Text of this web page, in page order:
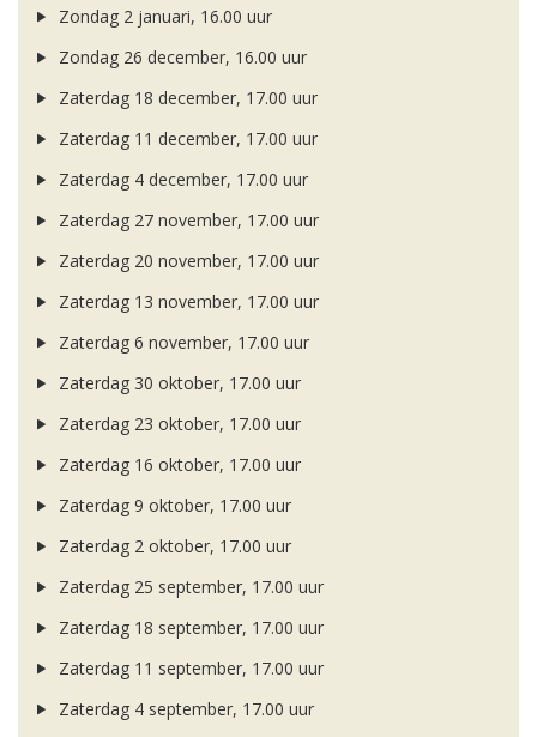
Zondag 2 januari, 16.00 uur
Zondag 26 december, 16.00 uur
Zaterdag 18 december, 17.00 uur
Zaterdag 11 december, 17.00 uur
Zaterdag 4 december, 17.00 uur
Zaterdag 27 november, 17.00 uur
Zaterdag 20 november, 17.00 uur
Zaterdag 13 november, 17.00 uur
Zaterdag 6 november, 17.00 uur
Zaterdag 30 oktober, 17.00 uur
Zaterdag 23 oktober, 17.00 uur
Zaterdag 16 oktober, 17.00 uur
Zaterdag 9 oktober, 17.00 uur
Zaterdag 2 oktober, 17.00 uur
Zaterdag 25 september, 17.00 uur
Zaterdag 18 september, 17.00 uur
Zaterdag 11 september, 17.00 uur
Zaterdag 4 september, 17.00 uur